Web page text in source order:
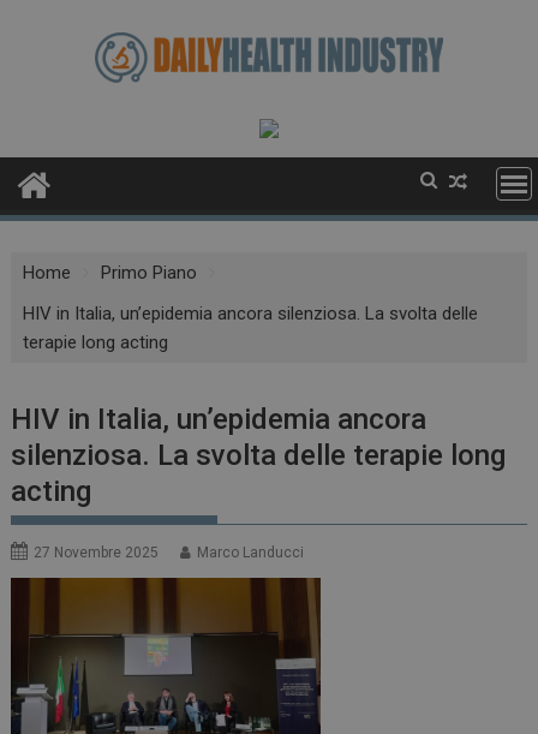
Home
Primo Piano
HIV in Italia, un’epidemia ancora silenziosa. La svolta delle
terapie long acting
HIV in Italia, un’epidemia ancora
silenziosa. La svolta delle terapie long
acting
27 Novembre 2025 Marco Landucci